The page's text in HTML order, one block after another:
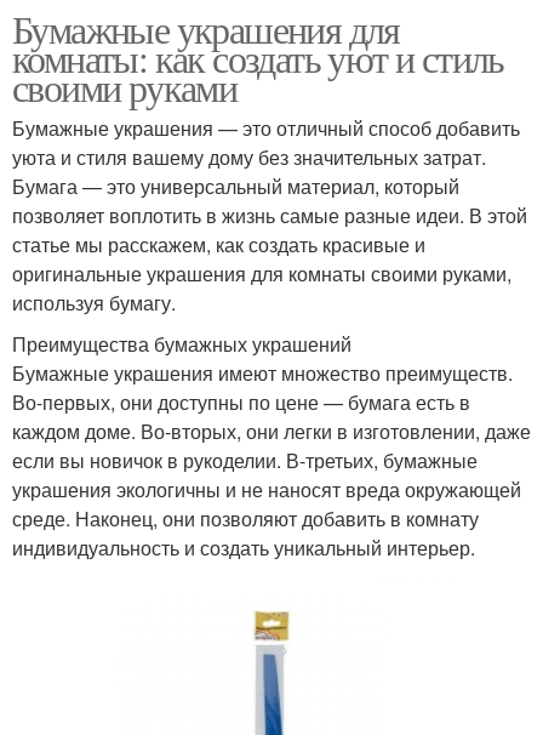
Бумажные украшения для
комнаты: как создать уют и стиль
своими руками
Бумажные украшения — это отличный способ добавить
уюта и стиля вашему дому без значительных затрат.
Бумага — это универсальный материал, который
позволяет воплотить в жизнь самые разные идеи. В этой
статье мы расскажем, как создать красивые и
оригинальные украшения для комнаты своими руками,
используя бумагу.
Преимущества бумажных украшений
Бумажные украшения имеют множество преимуществ.
Во-первых, они доступны по цене — бумага есть в
каждом доме. Во-вторых, они легки в изготовлении, даже
если вы новичок в рукоделии. В-третьих, бумажные
украшения экологичны и не наносят вреда окружающей
среде. Наконец, они позволяют добавить в комнату
индивидуальность и создать уникальный интерьер.